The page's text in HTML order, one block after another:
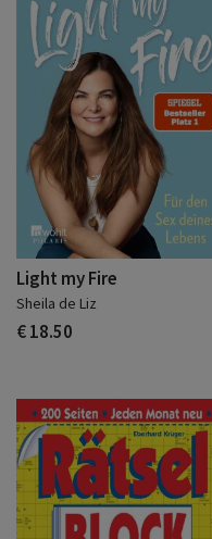
Light my Fire
Sheila de Liz
€ 18.50